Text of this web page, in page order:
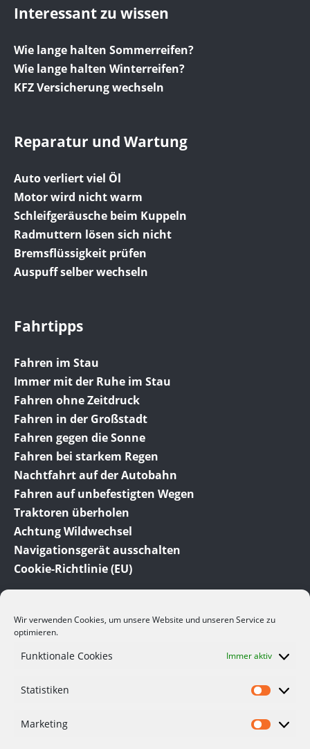
Wir verwenden Cookies, um unsere Website und unseren Service zu
optimieren.
Funktionale Cookies Immer aktiv
Statistiken
Marketing
Interessant zu wissen
Wie lange halten Sommerreifen?
Wie lange halten Winterreifen?
KFZ Versicherung wechseln
Reparatur und Wartung
Auto verliert viel Öl
Motor wird nicht warm
Schleifgeräusche beim Kuppeln
Radmuttern lösen sich nicht
Bremsflüssigkeit prüfen
Auspuff selber wechseln
Fahrtipps
Fahren im Stau
Immer mit der Ruhe im Stau
Fahren ohne Zeitdruck
Fahren in der Großstadt
Fahren gegen die Sonne
Fahren bei starkem Regen
Nachtfahrt auf der Autobahn
Fahren auf unbefestigten Wegen
Traktoren überholen
Achtung Wildwechsel
Navigationsgerät ausschalten
Cookie-Richtlinie (EU)
und Auto Blog. Hier finden Sie viele interessante
Viele der hier angesprochenen Themen beruhen auf